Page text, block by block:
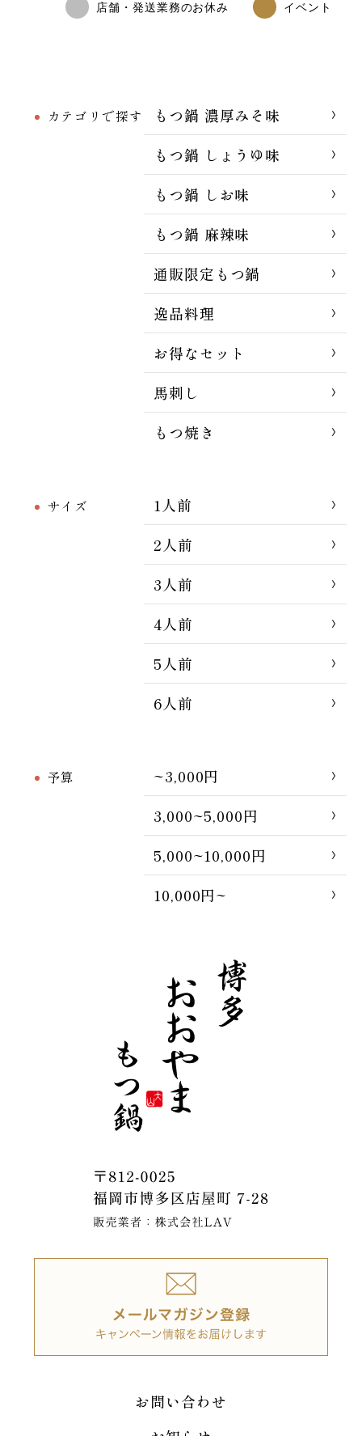
カテゴリで探す
もつ鍋 濃厚みそ味
もつ鍋 しょうゆ味
もつ鍋 しお味
もつ鍋 麻辣味
通販限定もつ鍋
逸品料理
お得なセット
馬刺し
もつ焼き
サイズ
1人前
2人前
3人前
4人前
5人前
6人前
予算
~3,000円
3,000~5,000円
5,000~10,000円
10,000円~
店舗・発送業務のお休み イベント
お問い合わせ